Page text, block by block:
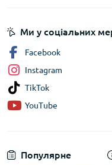
Популярне
Ми у соціальних
Facebook
Instagram
TikTok
YouTube